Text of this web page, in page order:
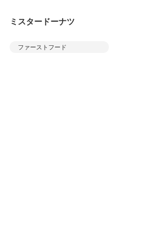
ミスタードーナツ
ファーストフード